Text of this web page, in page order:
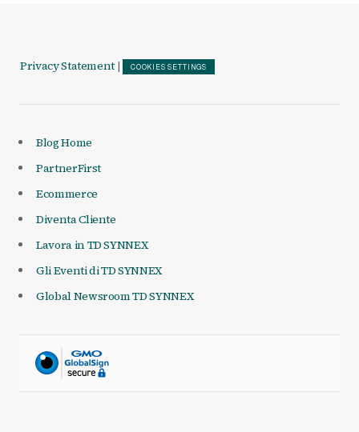
Privacy Statement | COOKIES SETTINGS
Blog Home
PartnerFirst
Ecommerce
Diventa Cliente
Lavora in TD SYNNEX
Gli Eventi di TD SYNNEX
Global Newsroom TD SYNNEX